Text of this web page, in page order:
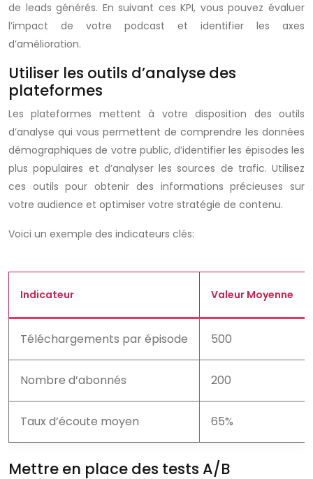
de leads générés. En suivant ces KPI, vous pouvez évaluer
l’impact de votre podcast et identifier les axes
d’amélioration.
Utiliser les outils d’analyse des
plateformes
Les plateformes mettent à votre disposition des outils
d’analyse qui vous permettent de comprendre les données
démographiques de votre public, d’identifier les épisodes les
plus populaires et d’analyser les sources de trafic. Utilisez
ces outils pour obtenir des informations précieuses sur
votre audience et optimiser votre stratégie de contenu.
Voici un exemple des indicateurs clés:
Indicateur Valeur Moyenne
Téléchargements par épisode 500
Nombre d’abonnés 200
Taux d’écoute moyen 65%
Mettre en place des tests A/B